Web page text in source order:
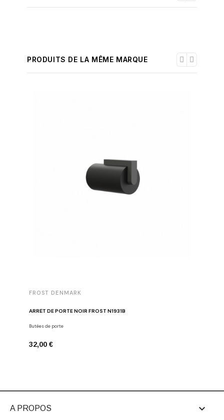
PRODUITS DE LA MÊME MARQUE
FROST DENMARK
ARRÊT DE PORTE NOIR FROST N1931B
Butées de porte
32,00 €
A PROPOS 